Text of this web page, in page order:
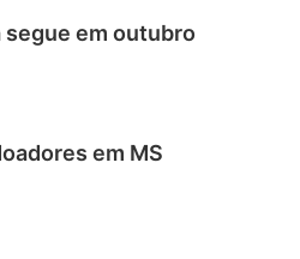
segue em outubro
em MS